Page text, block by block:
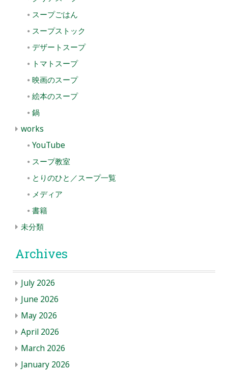
スープごはん
スープストック
デザートスープ
トマトスープ
映画のスープ
絵本のスープ
鍋
works
YouTube
スープ教室
とりのひと／スープ一覧
メディア
書籍
未分類
Archives
July 2026
June 2026
May 2026
April 2026
March 2026
January 2026